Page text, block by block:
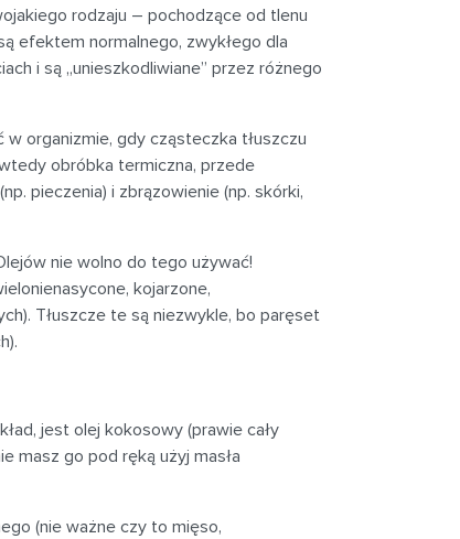
rodzaju – pochodzące od tlenu
efektem normalnego, zwykłego dla
i są „unieszkodliwiane” przez różnego
organizmie, gdy cząsteczka tłuszczu
obróbka termiczna, przede
pieczenia) i zbrązowienie (np. skórki,
nie wolno do tego używać!
kojarzone,
Tłuszcze te są niezwykle, bo paręset
jest olej kokosowy (prawie cały
masz go pod ręką użyj masła
(nie ważne czy to mięso,